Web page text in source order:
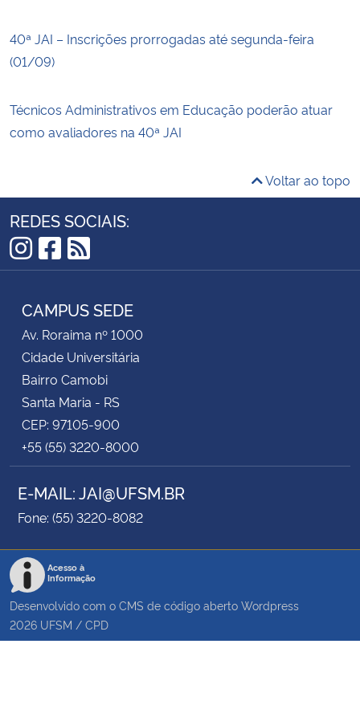
40ª JAI – Inscrições prorrogadas até segunda-feira
(01/09)
Técnicos Administrativos em Educação poderão atuar
como avaliadores na 40ª JAI
Voltar ao topo
REDES SOCIAIS:
Instagram
Facebook
RSS
CAMPUS SEDE
Av. Roraima nº 1000
Cidade Universitária
Bairro Camobi
Santa Maria - RS
CEP: 97105-900
+55 (55) 3220-8000
E-MAIL: JAI@UFSM.BR
Fone: (55) 3220-8082
Acesso à
Informação
Desenvolvido com o CMS de código aberto Wordpress
2026 UFSM / CPD